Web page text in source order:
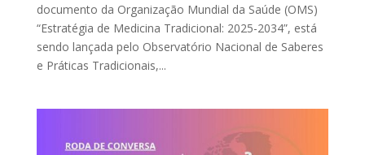
documento da Organização Mundial da Saúde (OMS)
“Estratégia de Medicina Tradicional: 2025-2034”, está
sendo lançada pelo Observatório Nacional de Saberes
e Práticas Tradicionais,...